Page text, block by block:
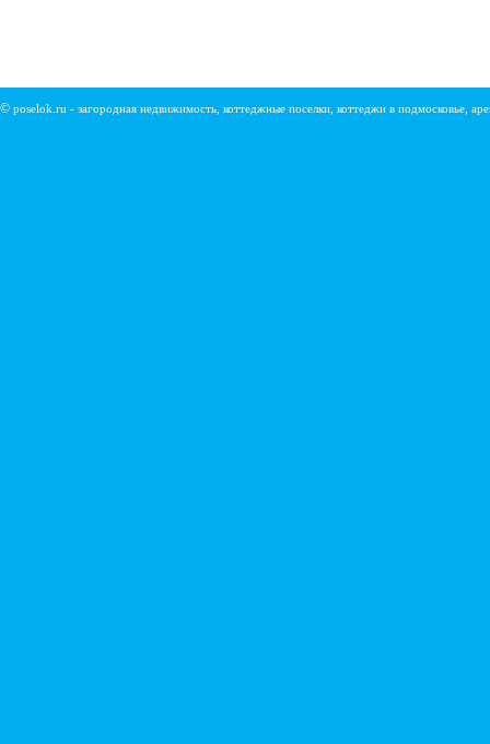
© poselok.ru - загородная недвижимость, коттеджные поселки, коттеджи в подмосковье,